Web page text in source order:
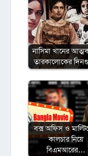
নাসিমা খানের
তারকালোকের
বক্স অফিস ও
কালচার নিয়ে
বিএমআরের…